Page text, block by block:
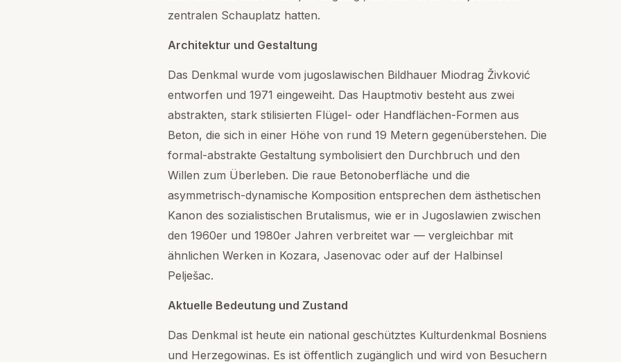
zentralen Schauplatz hatten.
Architektur und Gestaltung
Das Denkmal wurde vom jugoslawischen Bildhauer Miodrag Živković
entworfen und 1971 eingeweiht. Das Hauptmotiv besteht aus zwei
abstrakten, stark stilisierten Flügel- oder Handflächen-Formen aus
Beton, die sich in einer Höhe von rund 19 Metern gegenüberstehen. Die
formal-abstrakte Gestaltung symbolisiert den Durchbruch und den
Willen zum Überleben. Die raue Betonoberfläche und die
asymmetrisch-dynamische Komposition entsprechen dem ästhetischen
Kanon des sozialistischen Brutalismus, wie er in Jugoslawien zwischen
den 1960er und 1980er Jahren verbreitet war — vergleichbar mit
ähnlichen Werken in Kozara, Jasenovac oder auf der Halbinsel
Pelješac.
Aktuelle Bedeutung und Zustand
Das Denkmal ist heute ein national geschütztes Kulturdenkmal Bosniens
und Herzegowinas. Es ist öffentlich zugänglich und wird von Besuchern